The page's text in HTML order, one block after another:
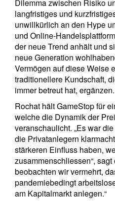
Dilemma zwischen Risiko
langfristiges und
unwillkürlich an den Hype
und Online-
der neue Trend anhält und
neue Generation
Vermögen auf diese Weise
traditionellere Kundschaft,
immer betreut hat, ergänzen.
Rochat hält GameStop für
welche die Dynamik der
veranschaulicht. „Es war
die Privatanlegern
stärkeren Einfluss haben,
zusammenschliessen“, sagt
beobachten wir vermehrt,
pandemiebedingt
am Kapitalmarkt anlegen.“